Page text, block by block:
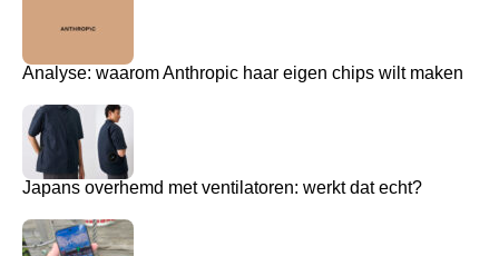
Analyse: waarom Anthropic haar eigen chips wilt maken
Japans overhemd met ventilatoren: werkt dat echt?